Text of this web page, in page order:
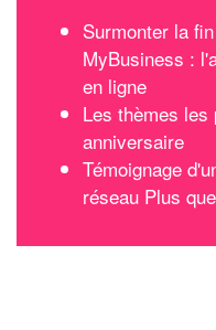
Surmonter la
MyBusiness :
en ligne
Les thèmes les
anniversaire
Témoignage
réseau Plus